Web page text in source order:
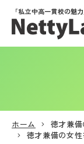
「私立中高一貫校の魅
メニュー
ホーム
徳才兼
徳才兼備の女